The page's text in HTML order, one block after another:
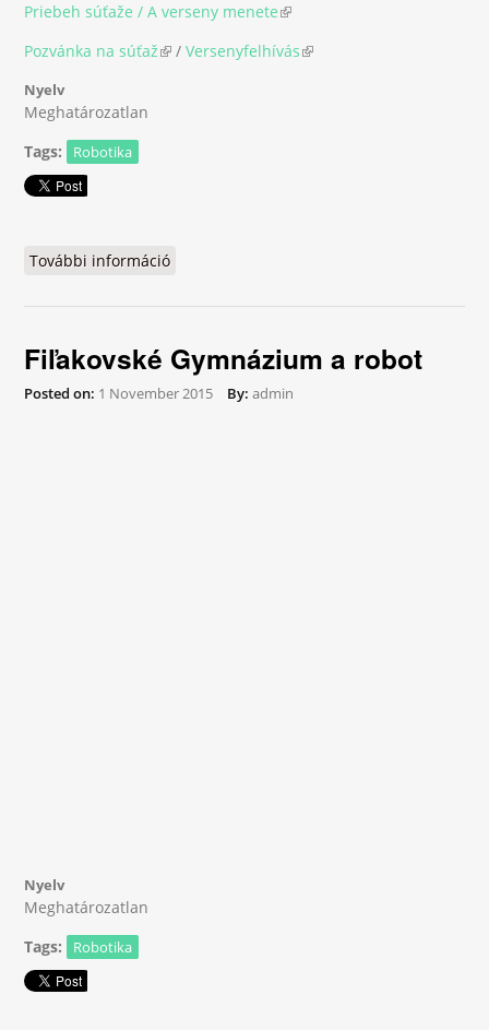
Priebeh súťaže / A verseny menete(link is external)
Pozvánka na súťaž(link is external)
/Versenyfelhívás(link is external)
Nyelv
Meghatározatlan
Tags:
Robotika
További információ
Fiľakovské Gymnázium a robot
Posted on: 1 November 2015 By: admin
Nyelv
Meghatározatlan
Tags:
Robotika